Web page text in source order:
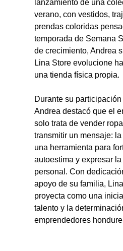
lanzamiento de una
verano, con vestidos,
prendas coloridas
temporada de Semana
de crecimiento, Andrea
Lina Store evolucione
una tienda física propia.
Durante su
Andrea destacó que el
solo trata de vender
transmitir un mensaje:
una herramienta para
autoestima y expresar
personal. Con
apoyo de su familia,
proyecta como una
talento y la
emprendedores